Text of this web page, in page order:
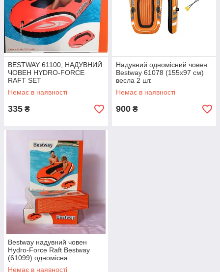
BESTWAY 61100, НАДУВНИЙ
ЧОВЕН HYDRO-FORCE
RAFT SET
Немає в наявності
335 ₴
Надувний одномісний човен
Bestway 61078 (155х97 см)
весла 2 шт.
Немає в наявності
900 ₴
Bestway надувний човен
Hydro-Force Raft Bestway
(61099) одномісна
Немає в наявності